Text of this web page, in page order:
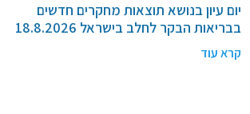
יום עיון בנושא תוצאות מחקרים חדשים
בבריאות הבקר לחלב בישראל 18.8.2026
קרא עוד